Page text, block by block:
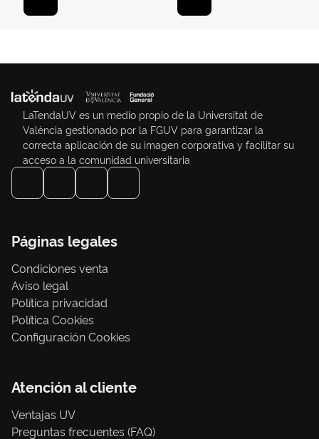
LaTendaUV es un medio propio de la Universitat de
València gestionado por la FGUV para garantizar la
correcta aplicación de su imagen corporativa y facilitar su
acceso a la comunidad universitaria
Páginas legales
Condiciones venta
Aviso legal
Política privacidad
Política Cookies
Configuración Cookies
Atención al cliente
Ventajas UV
Preguntas frecuentes (FAQ)